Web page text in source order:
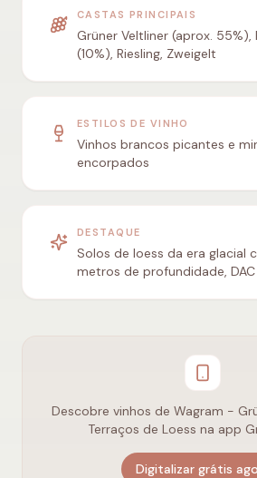
CASTAS PRINCIPAIS
Grüner Veltliner (aprox. 55%),
(10%), Riesling, Zweigelt
ESTILOS DE VINHO
Vinhos brancos picantes e
encorpados
DESTAQUE
Solos de loess da era glacial
metros de profundidade,
Descobre vinhos de Wagram -
Terraços de Loess na app
Digitalizar grátis